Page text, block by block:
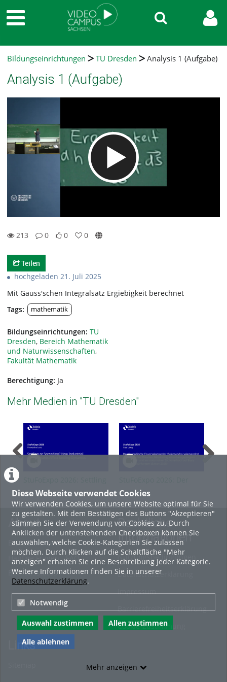
Diese Webseite verwendet Cookies
Wir verwenden Cookies, um unsere Website optimal für Sie
zu gestalten. Mit dem Bestätigen des Buttons "Akzeptieren"
stimmen Sie der Verwendung von Cookies zu. Durch
Anklicken der untenstehenden Checkboxen können Sie
auswählen, welche Cookie-Kategorien Sie zulassen
möchten. Durch Klicken auf die Schaltfläche "Mehr
anzeigen" erhalten Sie eine Beschreibung jeder Kategorie.
Weitere Informationen finden Sie in unserer
Datenschutzerklärung.
Notwendig
Auswahl zustimmen
Allen zustimmen
Alle ablehnen
Mehr anzeigen
Bildungseinrichtungen TU Dresden Analysis 1 (Aufgabe)
Analysis 1 (Aufgabe)
213
0
0
0
Teilen
hochgeladen 21. Juli 2025
Mit Gauss'schen Integralsatz Ergiebigkeit berechnet
Tags:
mathematik
Bildungseinrichtungen: TU
Dresden, Bereich Mathematik
und Naturwissenschaften,
Fakultät Mathematik
Berechtigung: Ja
Mehr Medien in "TU Dresden"
or Spreading? How
Industrial Contaminants
Affect Settling Dynamics
Europäische
Feuersalamander
(Salamandra
salamandra) im
Stadtgebiet Dresden
About
Erste Schritte
Häufige Fragen - FAQ
Betriebsstatus
Rechtliche
Informationen
Nutzungsbedingungen
Datenschutzerklärung
Impressum
Barrierefreiheitserklärung
Cookie-Zustimmung
Links